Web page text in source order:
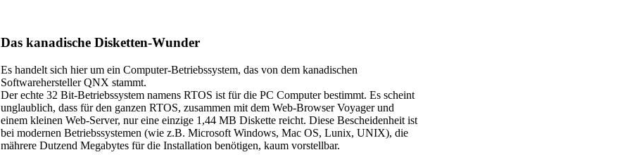
Das kanadische Disketten-Wunder
Es handelt sich hier um ein Computer-Betriebssystem, das von dem kanadischen
Softwarehersteller QNX stammt.
Der echte 32 Bit-Betriebssystem namens RTOS ist für die PC Computer bestimmt. Es scheint
unglaublich, dass für den ganzen RTOS, zusammen mit dem Web-Browser Voyager und
einem kleinen Web-Server, nur eine einzige 1,44 MB Diskette reicht. Diese Bescheidenheit ist
bei modernen Betriebssystemen (wie z.B. Microsoft Windows, Mac OS, Lunix, UNIX), die
mährere Dutzend Megabytes für die Installation benötigen, kaum vorstellbar.